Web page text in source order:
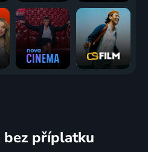
bez příplatku